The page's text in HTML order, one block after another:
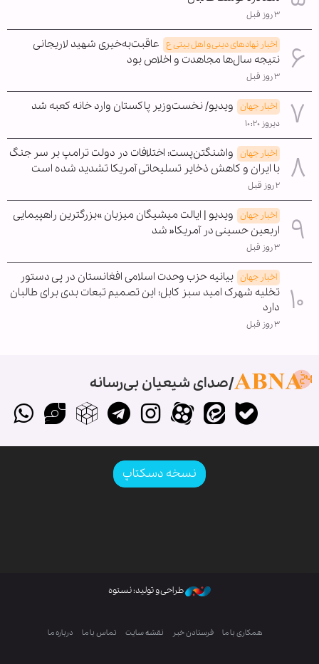
۳ روز قبل
اخبار نهادهای دینی و اهل بیتی ع عاقبت‌به‌خیری شهید لاریجانی
نتیجه سال‌ها مجاهدت و اخلاص بود
۳ روز قبل
اخبار جهان ویدیو/ نخست‌وزیر پاکستان وارد خانه کعبه شد
دیروز ۱۰:۲۰
اخبار جهان واشنگتن‌پست: اختلافات در دولت ترامپ بر سر جنگ
با ایران و کاهش ذخایر تسلیحاتی آمریکا تشدید شده است
۲ روز قبل
اخبار جهان ویدیو | ایالت میشیگان میزبان »بزرگترین راهپیمایی
اربعین حسینی در آمریکا« شد
۳ روز قبل
اخبار جهان بیانیه حزب وحدت اسلامی افغانستان در پی دستور
تخلیه شهرک امید سبز کابل؛ این تصمیم تبعات بدی برای طالبان
دارد
۳ روز قبل
صدای شیعیان بی‌رسانه
نسخه دسکتاپ
طراحی و تولید: نستوه
همکاری با ما فرستادن خبر نقشه سایت تماس با ما درباره ما